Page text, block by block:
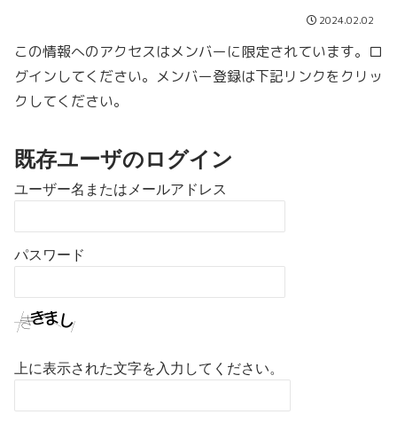
2024.02.02
この情報へのアクセスはメンバーに限定されています。ロ
グインしてください。メンバー登録は下記リンクをクリッ
クしてください。
既存ユーザのログイン
ユーザー名またはメールアドレス
パスワード
上に表示された文字を入力してください。